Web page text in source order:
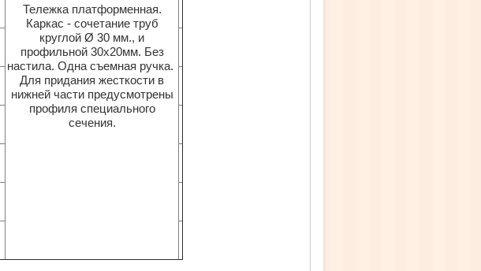
Тележка платформенная.
Каркас - сочетание труб
круглой Ø 30 мм., и
профильной 30х20мм. Без
настила. Одна съемная ручка.
Для придания жесткости в
нижней части предусмотрены
профиля специального
сечения.